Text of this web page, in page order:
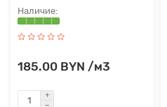
185.00 BYN /м3